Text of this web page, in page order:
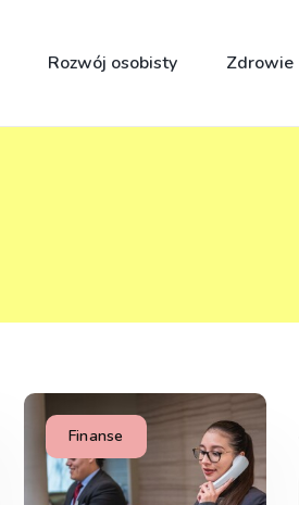
Rozwój osobisty Zdrowie
Finanse